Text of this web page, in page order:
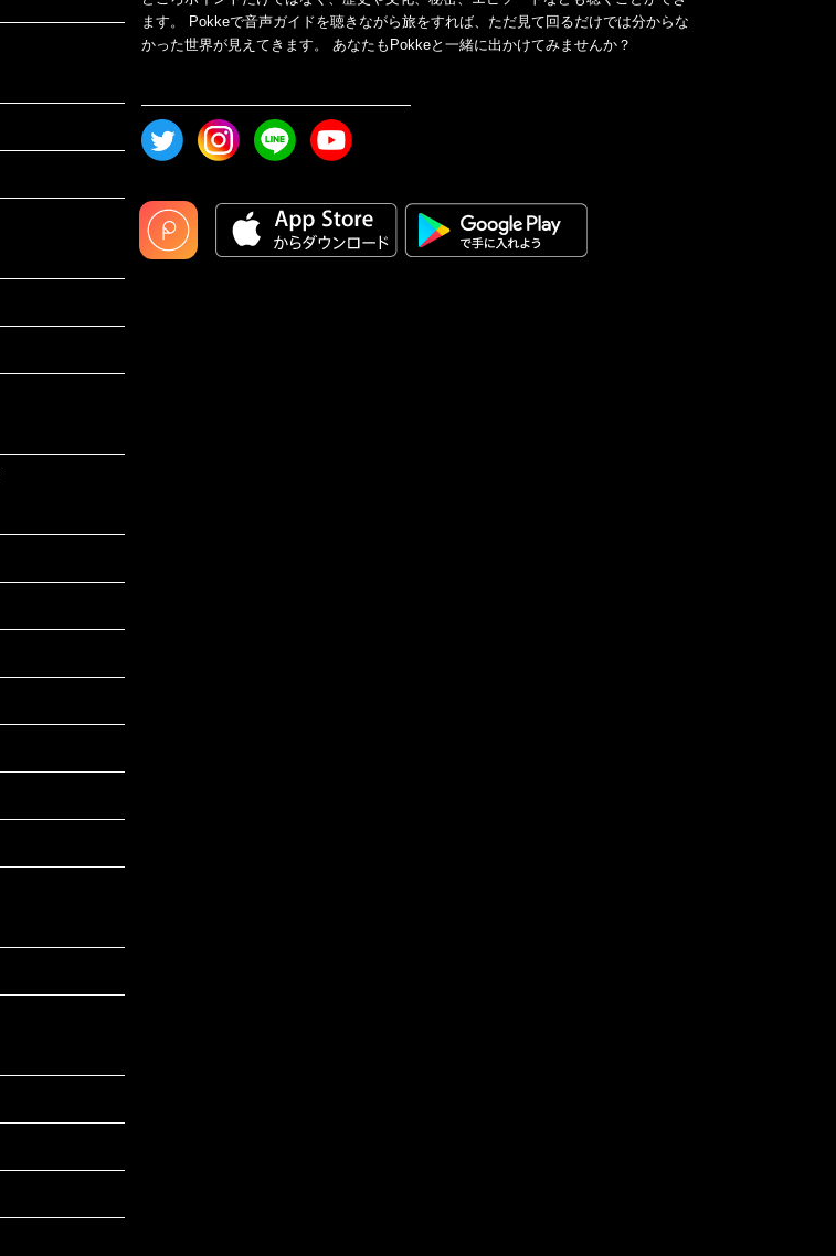
ます。 Pokkeで音声ガイドを聴きながら旅をすれば、ただ見て回るだけでは分からな
かった世界が見えてきます。 あなたもPokkeと一緒に出かけてみませんか？